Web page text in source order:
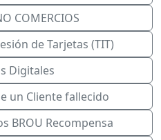
COMERCIOS
de Tarjetas (TIT)
Digitales
un Cliente fallecido
BROU Recompensa